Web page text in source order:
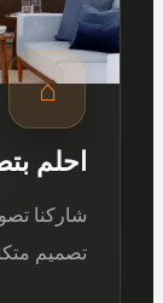
⌂
احلم بتصميم
شاركنا تصورك ودع
تصميم متكامل